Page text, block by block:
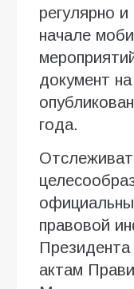
регулярно
начале
документ
года.
правовой
актам